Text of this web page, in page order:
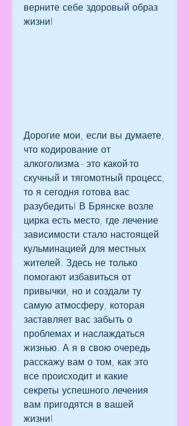
верните себе здоровый образ
жизни!
Дорогие мои, если вы думаете,
что кодирование от
алкоголизма - это какой-то
скучный и тягомотный процесс,
то я сегодня готова вас
разубедить! В Брянске возле
цирка есть место, где лечение
зависимости стало настоящей
кульминацией для местных
жителей. Здесь не только
помогают избавиться от
привычки, но и создали ту
самую атмосферу, которая
заставляет вас забыть о
проблемах и наслаждаться
жизнью. А я в свою очередь
расскажу вам о том, как это
все происходит и какие
секреты успешного лечения
вам пригодятся в вашей
жизни!